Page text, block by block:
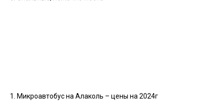
1. Микроавтобус на Алаколь – цены на 2024г